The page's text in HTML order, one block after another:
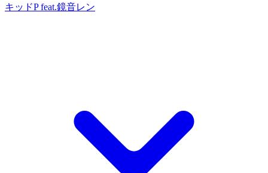
キッドP feat.鏡音レン